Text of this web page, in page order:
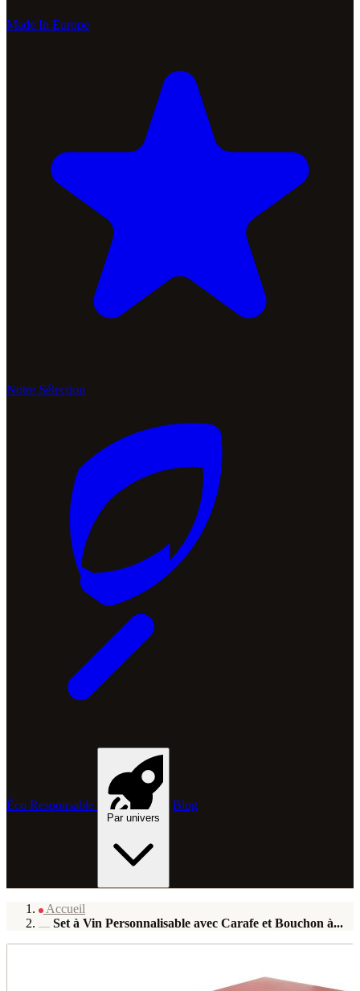
Made In Europe
Notre Sélection
Éco Responsable
Par univers
Blog
Accueil
Set à Vin Personnalisable avec Carafe et Bouchon à...